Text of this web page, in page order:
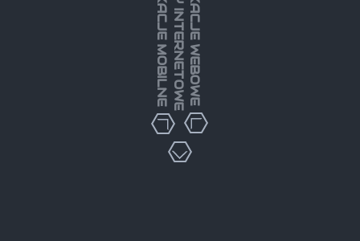
APLIKACJE MOBILNEAPLIKACJE WEBOWE